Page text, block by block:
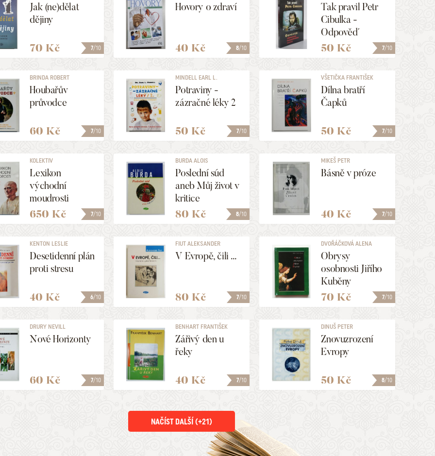
7/10
Jak (ne)dělat
dějiny
70 Kč 8/10
Hovory o zdraví
40 Kč 7/10
Tak pravil Petr
Cibulka -
Odpověď
vládnoucímu
komunistickému
dobytku
50 Kč
7/10
BRINDA ROBERT
Houbařův
průvodce
60 Kč 7/10
MINDELL EARL L.
Potraviny -
zázračné léky 2
50 Kč 7/10
VŠETIČKA FRANTIŠEK
Dílna bratří
Čapků
50 Kč
7/10
KOLEKTIV
Lexikon
východní
moudrosti
650 Kč 8/10
BURDA ALOIS
Poslední súd
aneb Můj život v
kritice
80 Kč 7/10
MIKEŠ PETR
Básně v próze
40 Kč
6/10
KENTON LESLIE
Desetidenní plán
proti stresu
40 Kč 7/10
FIUT ALEKSANDER
V Evropě, čili ...
80 Kč 7/10
DVOŘÁČKOVÁ ALENA
Obrysy
osobnosti Jiřího
Kuběny
70 Kč
7/10
DRURY NEVILL
Nové Horizonty
60 Kč 7/10
BENHART FRANTIŠEK
Zářivý den u
řeky
40 Kč 8/10
DINUŠ PETER
Znovuzrození
Evropy
50 Kč
NAČÍST DALŠÍ (+21)